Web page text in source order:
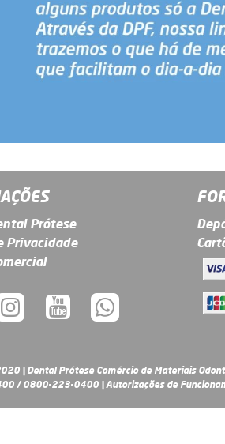
Prótese
Privacidade
| Dental Prótese Comércio de Materiais
/ 0800-223-0400 | Autorizações de